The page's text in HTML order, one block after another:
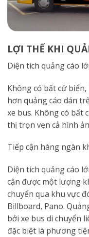
LỢI THẾ KHI
Diện tích quảng cáo
Không có bất cứ
hơn quảng cáo dán
xe bus. Không có bất
thị trọn vẹn cả hình
Tiếp cận hàng ngàn
Diện tích quảng cáo
cận được một lượng
chuyển qua khu vực
Billboard, Pano.
bởi xe bus di chuyển
đặc biệt là phương